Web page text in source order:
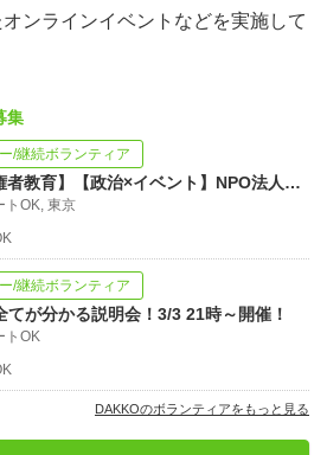
ンラインイベントなどを実施して
集
/継続ボランティア
【福祉×主権者教育】【政治×イベント】NPO法人DAKKOメンバー募集！
トOK, 東京
/継続ボランティア
てが分かる説明会！3/3 21時～開催！
トOK
DAKKOのボランティアをもっと見る